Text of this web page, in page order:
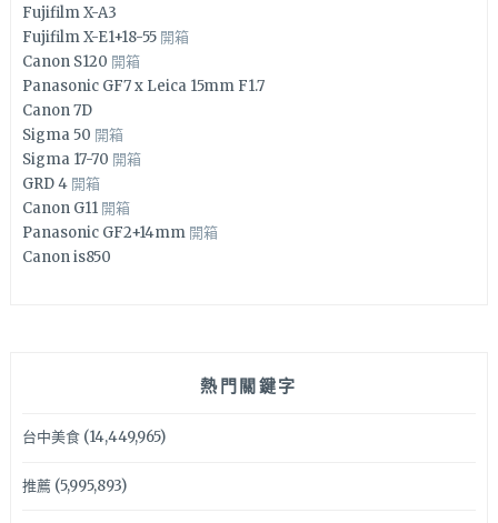
Fujifilm X-A3
Fujifilm X-E1+18-55 開箱
Canon S120 開箱
Panasonic GF7 x Leica 15mm F1.7
Canon 7D
Sigma 50 開箱
Sigma 17-70 開箱
GRD 4 開箱
Canon G11 開箱
Panasonic GF2+14mm 開箱
Canon is850
熱門關鍵字
台中美食(14,449,965)
推薦(5,995,893)